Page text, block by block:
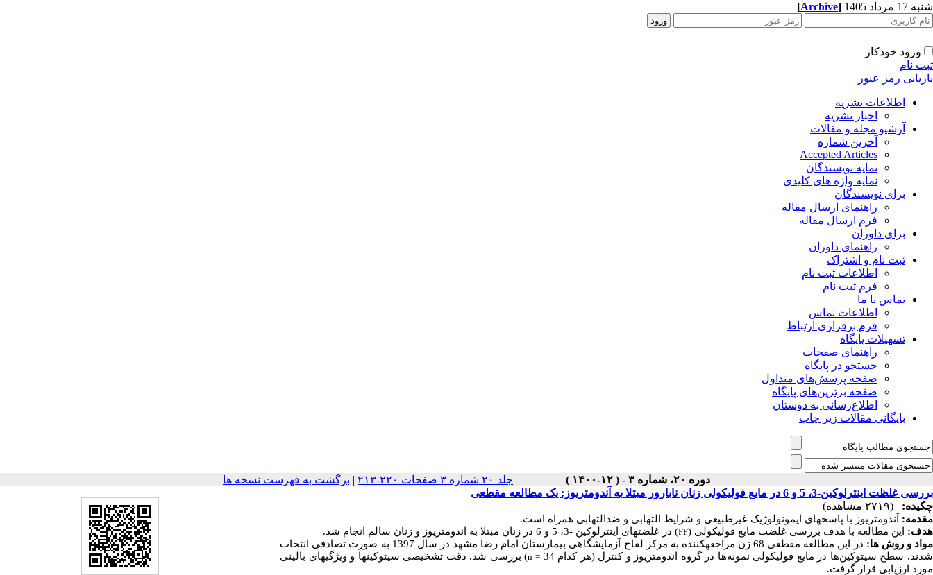
شنبه 17 مرداد 1405 [Archive]
ورود خودکار
ثبت نام
بازیابی رمز عبور
اطلاعات نشریه
اخبار نشریه
آرشیو مجله و مقالات
آخرین شماره
Accepted Articles
نمایه نویسندگان
نمایه واژه های کلیدی
برای نویسندگان
راهنمای ارسال مقاله
فرم ارسال مقاله
برای داوران
راهنمای داوران
ثبت نام و اشتراک
اطلاعات ثبت نام
فرم ثبت نام
تماس با ما
اطلاعات تماس
فرم برقراری ارتباط
تسهیلات پایگاه
راهنمای صفحات
جستجو در پایگاه
صفحه پرسش‌های متداول
صفحه برترین‌های پایگاه
اطلاع‌رسانی به دوستان
بایگانی مقالات زیر چاپ
دوره ۲۰، شماره ۳ - ( ۱۲-۱۴۰۰ ) جلد ۲۰ شماره ۳ صفحات ۲۲۰-۲۱۳ | برگشت به فهرست نسخه ها
بررسی غلظت اینترلوکین-3، 5 و 6 در مایع فولیکولی زنان نابارور مبتلا به آندومتریوز: یک مطالعه مقطعی
چکیده:
(۲۷۱۹ مشاهده)
مقدمه:
آندومتریوز با پاسخ­های ایمونولوژیک غیر­طبیعی و شرایط التهابی و ضد­التهابی همراه است.
هدف:
این مطالعه با هدف بررسی غلضت مایع فولیکولی (FF) در غلضت­های اینترلوکین -3، 5 و 6 در زنان مبتلا به اندومتریوز و زنان سالم انجام شد.
مواد و روش­ ها:
در این مطالعه مقطعی 68 زن مراجعه­کننده به مرکز لقاح آزمایشگاهی بیمارستان امام رضا مشهد در سال 1397 به صورت تصادفی انتخاب
شدند. سطح سیتوکین‌ها در مایع فولیکولی نمونه‌ها در گروه آندومتریوز و کنترل (هر کدام 34
=
n) بررسی شد. دقت تشخیصی سیتوکین­ها و ویژگی­های بالینی
مورد ارزیابی قرار گرفت.